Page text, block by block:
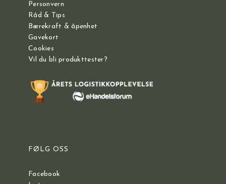
Personvern
Råd & Tips
Bærekraft & åpenhet
Gavekort
Cookies
Vil du bli produkttester?
FØLG OSS
Facebook